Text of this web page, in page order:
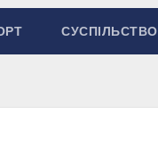
СУСПІЛЬСТВО